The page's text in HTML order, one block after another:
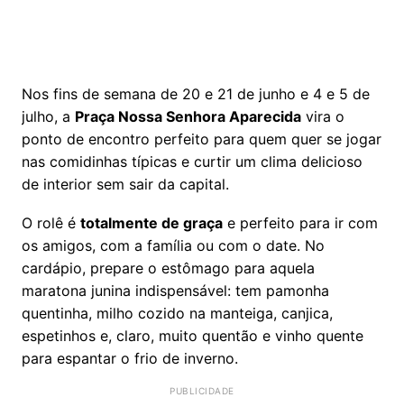
Nos fins de semana de 20 e 21 de junho e 4 e 5 de
julho, a Praça Nossa Senhora Aparecida vira o
ponto de encontro perfeito para quem quer se jogar
nas comidinhas típicas e curtir um clima delicioso
de interior sem sair da capital.
O rolê é totalmente de graça e perfeito para ir com
os amigos, com a família ou com o date. No
cardápio, prepare o estômago para aquela
maratona junina indispensável: tem pamonha
quentinha, milho cozido na manteiga, canjica,
espetinhos e, claro, muito quentão e vinho quente
para espantar o frio de inverno.